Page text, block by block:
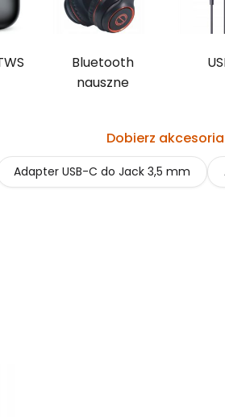
Bluetooth
nauszne
Dobierz akcesoria
Adapter USB-C do Jack 3,5 mm